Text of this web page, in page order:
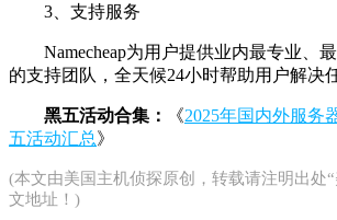
3、支持服务
Namecheap为用户提供业内最专业、
的支持团队，全天候24小时帮助用户解决
黑五活动合集： 《2025年国内外服务
五活动汇总》
(本文由美国主机侦探原创，转载请注明出处
文地址！)